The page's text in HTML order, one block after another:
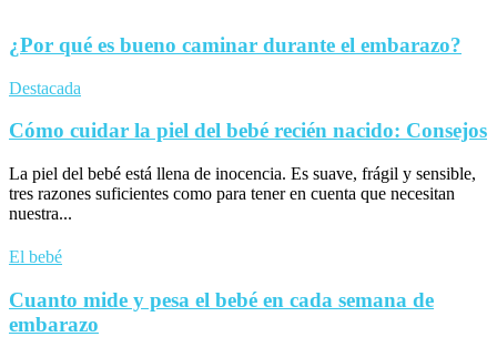
¿Por qué es bueno caminar durante el embarazo?
Destacada
Cómo cuidar la piel del bebé recién nacido: Consejos
La piel del bebé está llena de inocencia. Es suave, frágil y sensible,
tres razones suficientes como para tener en cuenta que necesitan
nuestra...
El bebé
Cuanto mide y pesa el bebé en cada semana de
embarazo